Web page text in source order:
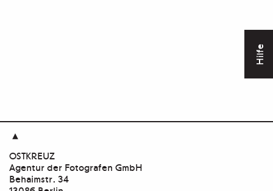
Hilfe

OSTKREUZ
Agentur der Fotografen GmbH
Behaimstr. 34